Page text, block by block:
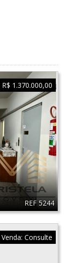
REF 5244
R$ 1.370.000,00
Venda: Consulte